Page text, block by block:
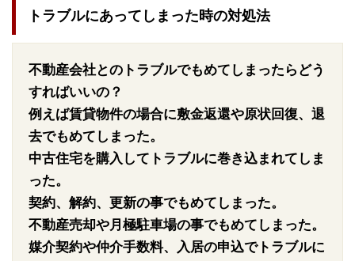
トラブルにあってしまった時の対処法
不動産会社とのトラブルでもめてしまったらどう
すればいいの？
例えば賃貸物件の場合に敷金返還や原状回復、退
去でもめてしまった。
中古住宅を購入してトラブルに巻き込まれてしま
った。
契約、解約、更新の事でもめてしまった。
不動産売却や月極駐車場の事でもめてしまった。
媒介契約や仲介手数料、入居の申込でトラブルに